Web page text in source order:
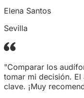
Elena Santos
Sevilla
"Comparar los
tomar mi decisión.
clave. ¡Muy